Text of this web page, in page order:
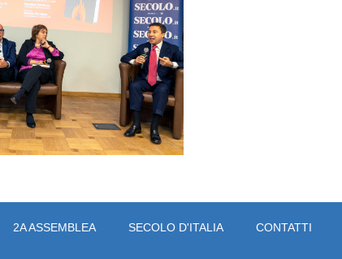
2A ASSEMBLEA SECOLO D'ITALIA CONTATTI